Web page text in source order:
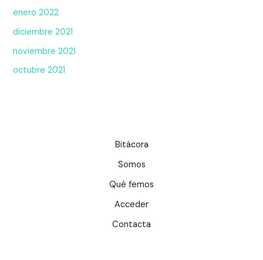
enero 2022
diciembre 2021
noviembre 2021
octubre 2021
Bitácora
Somos
Qué femos
Acceder
Contacta